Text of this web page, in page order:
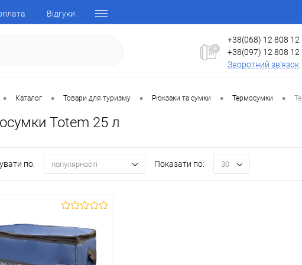
Відгуки
+38(068) 12 808 12
+38(097) 12 808 12
Зворотний зв'язок
• Каталог • Товари для туризму • Рюкзаки та сумки • Термосумки •
Totem 25 л
по: популярності Показати по: 30